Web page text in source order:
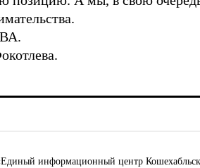
информационный центр